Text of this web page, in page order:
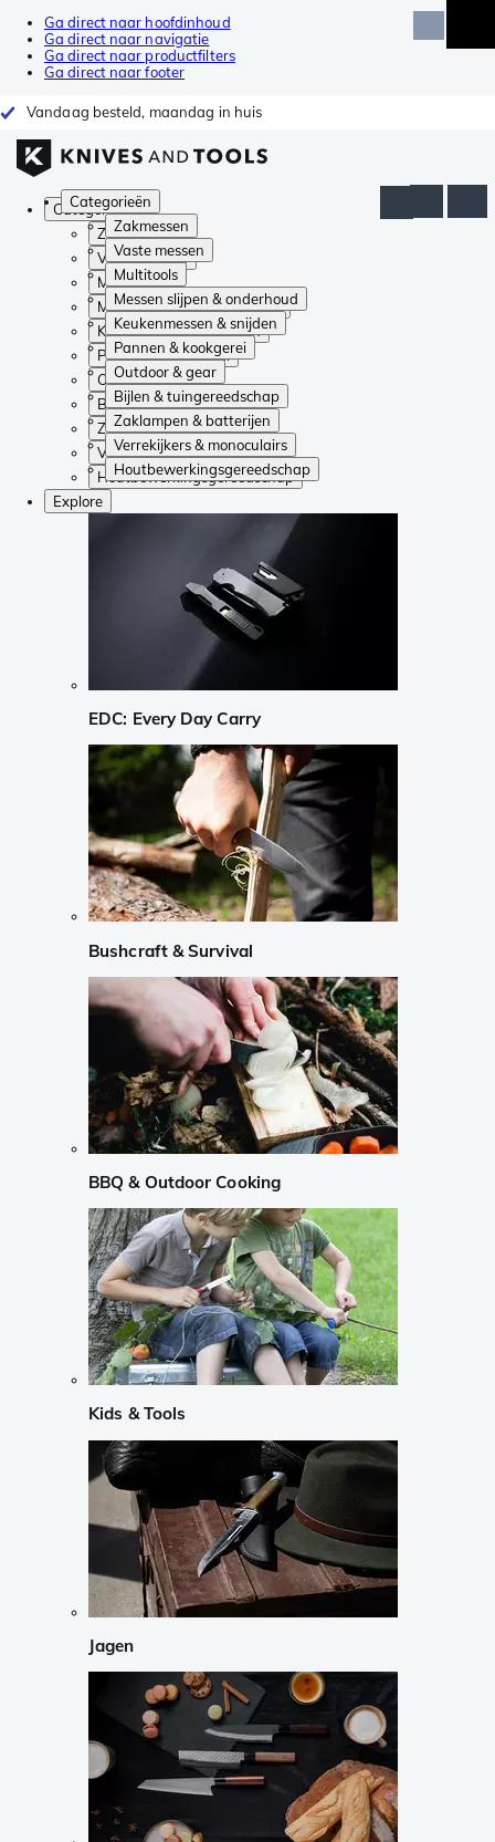
Ga direct naar hoofdinhoud
Ga direct naar navigatie
Ga direct naar productfilters
Ga direct naar footer
Vandaag besteld, maandag in huis
Categorieën
Zakmessen
Vaste messen
Multitools
Messen slijpen & onderhoud
Keukenmessen & snijden
Pannen & kookgerei
Outdoor & gear
Bijlen & tuingereedschap
Zaklampen & batterijen
Verrekijkers & monoculairs
Houtbewerkingsgereedschap
Categorieën
Zakmessen
Vaste messen
Multitools
Messen slijpen & onderhoud
Keukenmessen & snijden
Pannen & kookgerei
Outdoor & gear
Bijlen & tuingereedschap
Zaklampen & batterijen
Verrekijkers & monoculairs
Houtbewerkingsgereedschap
Explore
EDC: Every Day Carry
Bushcraft & Survival
BBQ & Outdoor Cooking
Kids & Tools
Jagen